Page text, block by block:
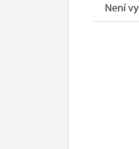
Není